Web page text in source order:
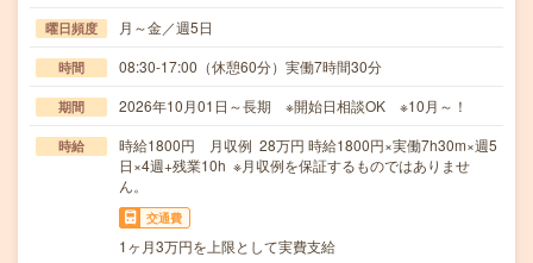
曜日頻度 月～金／週5日
時間 08:30-17:00（休憩60分）実働7時間30分
期間 2026年10月01日～長期 ※開始日相談OK ※10月～！
時給
時給1800円 月収例 28万円 時給1800円×実働7h30m×週5
日×4週+残業10h ※月収例を保証するものではありませ
ん。
交通費
1ヶ月3万円を上限として実費支給